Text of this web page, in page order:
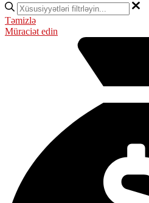
Təmizlə
Müraciət edin